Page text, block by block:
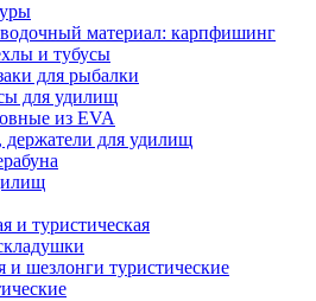
материал: карпфишинг
и тубусы
для рыбалки
для удилищ
из EVA
для удилищ
и туристическая
и шезлонги туристические